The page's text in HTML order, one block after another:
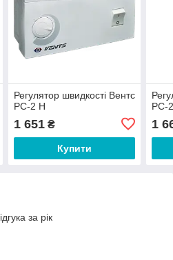
Регулятор швидкості Вентс
РС-2 Н
1 651₴
Купити
РС-
1
за рік